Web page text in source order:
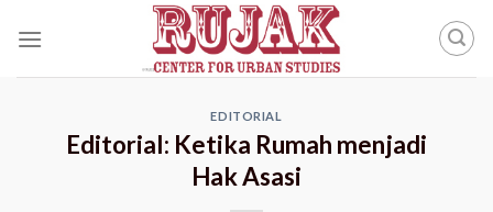
EDITORIAL
Editorial: Ketika Rumah menjadi
Hak Asasi